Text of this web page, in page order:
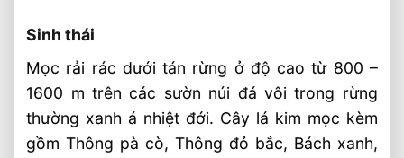
Sinh thái
Mọc rải rác dưới tán rừng ở độ cao từ 800 –
1600 m trên các sườn núi đá vôi trong rừng
thường xanh á nhiệt đới. Cây lá kim mọc kèm
gồm Thông pà cò, Thông đỏ bắc, Bách xanh,